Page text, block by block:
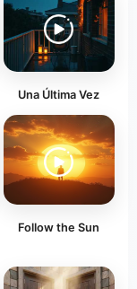
Una Última Vez
Follow the Sun